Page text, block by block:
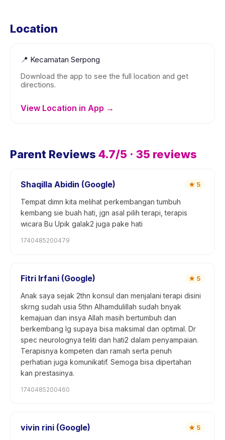
Location
📍 Kecamatan Serpong
Download the app to see the full location and get
directions.
View Location in App →
Parent Reviews 4.7/5 · 35 reviews
Shaqilla Abidin (Google) ★ 5
Tempat dimn kita melihat perkembangan tumbuh
kembang sie buah hati, jgn asal pilih terapi, terapis
wicara Bu Upik galak2 juga pake hati
1740485200479
Fitri Irfani (Google) ★ 5
Anak saya sejak 2thn konsul dan menjalani terapi disini
skrng sudah usia 5thn Alhamdulillah sudah bnyak
kemajuan dan insya Allah masih bertumbuh dan
berkembang lg supaya bisa maksimal dan optimal. Dr
spec neurolognya teliti dan hati2 dalam penyampaian.
Terapisnya kompeten dan ramah serta penuh
perhatian juga komunikatif. Semoga bisa dipertahan
kan prestasinya.
1740485200460
vivin rini (Google) ★ 5